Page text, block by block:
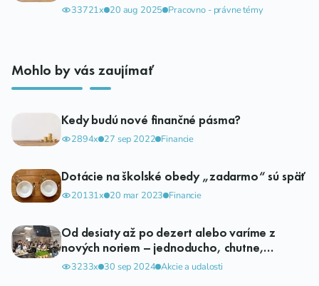
33721x 20 aug 2025 Pracovno - právne témy
Mohlo by vás zaujímať
Kedy budú nové finančné pásma?
2894x 27 sep 2022 Financie
Dotácie na školské obedy „zadarmo“ sú späť
20131x 20 mar 2023 Financie
Od desiaty až po dezert alebo varíme z
nových noriem – jednoducho, chutne,
atraktívne
3233x 30 sep 2024 Akcie a udalosti